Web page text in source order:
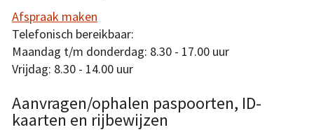
Afspraak maken
Telefonisch bereikbaar:
Maandag t/m donderdag: 8.30 - 17.00 uur
Vrijdag: 8.30 - 14.00 uur
Aanvragen/ophalen paspoorten, ID-
kaarten en rijbewijzen